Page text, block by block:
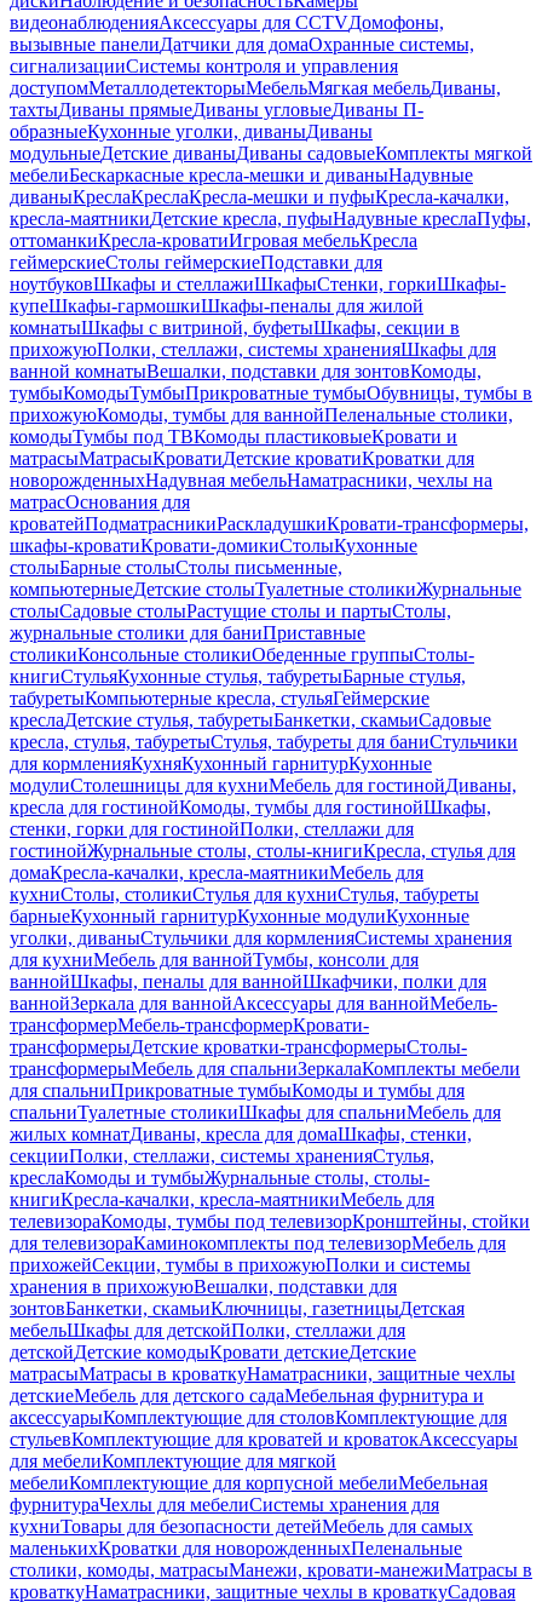
видеонаблюденияАксессуары для CCTVДомофоны,
вызывные панелиДатчики для домаОхранные системы,
сигнализацииСистемы контроля и управления
доступомМеталлодетекторыМебельМягкая мебельДиваны,
тахтыДиваны прямыеДиваны угловыеДиваны П-
образныеКухонные уголки, диваныДиваны
модульныеДетские диваныДиваны садовыеКомплекты мягкой
мебелиБескаркасные кресла-мешки и диваныНадувные
диваныКреслаКреслаКресла-мешки и пуфыКресла-качалки,
кресла-маятникиДетские кресла, пуфыНадувные креслаПуфы,
оттоманкиКресла-кроватиИгровая мебельКресла
геймерскиеСтолы геймерскиеПодставки для
ноутбуковШкафы и стеллажиШкафыСтенки, горкиШкафы-
купеШкафы-гармошкиШкафы-пеналы для жилой
комнатыШкафы с витриной, буфетыШкафы, секции в
прихожуюПолки, стеллажи, системы храненияШкафы для
ванной комнатыВешалки, подставки для зонтовКомоды,
тумбыКомодыТумбыПрикроватные тумбыОбувницы, тумбы в
прихожуюКомоды, тумбы для ваннойПеленальные столики,
комодыТумбы под ТВКомоды пластиковыеКровати и
матрасыМатрасыКроватиДетские кроватиКроватки для
новорожденныхНадувная мебельНаматрасники, чехлы на
матрасОснования для
кроватейПодматрасникиРаскладушкиКровати-трансформеры,
шкафы-кроватиКровати-домикиСтолыКухонные
столыБарные столыСтолы письменные,
компьютерныеДетские столыТуалетные столикиЖурнальные
столыСадовые столыРастущие столы и партыСтолы,
журнальные столики для баниПриставные
столикиКонсольные столикиОбеденные группыСтолы-
книгиСтульяКухонные стулья, табуретыБарные стулья,
табуретыКомпьютерные кресла, стульяГеймерские
креслаДетские стулья, табуретыБанкетки, скамьиСадовые
кресла, стулья, табуретыСтулья, табуреты для баниСтульчики
для кормленияКухняКухонный гарнитурКухонные
модулиСтолешницы для кухниМебель для гостинойДиваны,
кресла для гостинойКомоды, тумбы для гостинойШкафы,
стенки, горки для гостинойПолки, стеллажи для
гостинойЖурнальные столы, столы-книгиКресла, стулья для
домаКресла-качалки, кресла-маятникиМебель для
кухниСтолы, столикиСтулья для кухниСтулья, табуреты
барныеКухонный гарнитурКухонные модулиКухонные
уголки, диваныСтульчики для кормленияСистемы хранения
для кухниМебель для ваннойТумбы, консоли для
ваннойШкафы, пеналы для ваннойШкафчики, полки для
ваннойЗеркала для ваннойАксессуары для ваннойМебель-
трансформерМебель-трансформерКровати-
трансформерыДетские кроватки-трансформерыСтолы-
трансформерыМебель для спальниЗеркалаКомплекты мебели
для спальниПрикроватные тумбыКомоды и тумбы для
спальниТуалетные столикиШкафы для спальниМебель для
жилых комнатДиваны, кресла для домаШкафы, стенки,
секцииПолки, стеллажи, системы храненияСтулья,
креслаКомоды и тумбыЖурнальные столы, столы-
книгиКресла-качалки, кресла-маятникиМебель для
телевизораКомоды, тумбы под телевизорКронштейны, стойки
для телевизораКаминокомплекты под телевизорМебель для
прихожейСекции, тумбы в прихожуюПолки и системы
хранения в прихожуюВешалки, подставки для
зонтовБанкетки, скамьиКлючницы, газетницыДетская
мебельШкафы для детскойПолки, стеллажи для
детскойДетские комодыКровати детскиеДетские
матрасыМатрасы в кроваткуНаматрасники, защитные чехлы
детскиеМебель для детского садаМебельная фурнитура и
аксессуарыКомплектующие для столовКомплектующие для
стульевКомплектующие для кроватей и кроватокАксессуары
для мебелиКомплектующие для мягкой
мебелиКомплектующие для корпусной мебелиМебельная
фурнитураЧехлы для мебелиСистемы хранения для
кухниТовары для безопасности детейМебель для самых
маленькихКроватки для новорожденныхПеленальные
столики, комоды, матрасыМанежи, кровати-манежиМатрасы в
кроваткуНаматрасники, защитные чехлы в кроваткуСадовая